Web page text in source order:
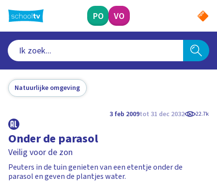
naar
hoofdinhoud
PO VO
Natuurlijke omgeving
3 feb 2009tot 31 dec 2032 22.7k
Onder de parasol
Veilig voor de zon
Peuters in de tuin genieten van een etentje onder de
parasol en geven de plantjes water.